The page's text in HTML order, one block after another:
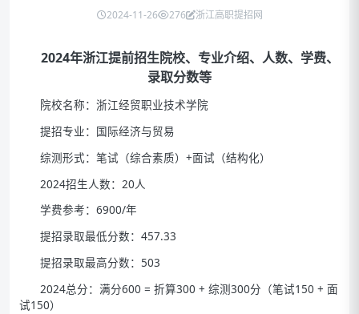
2024-11-26 276 浙江高职提招网
2024年浙江提前招生院校、专业介绍、人数、学费、
录取分数等
院校名称：浙江经贸职业技术学院
提招专业：国际经济与贸易
综测形式：笔试（综合素质）+面试（结构化）
2024招生人数：20人
学费参考：6900/年
提招录取最低分数：457.33
提招录取最高分数：503
2024总分：满分600 = 折算300 + 综测300分（笔试150 + 面
试150）